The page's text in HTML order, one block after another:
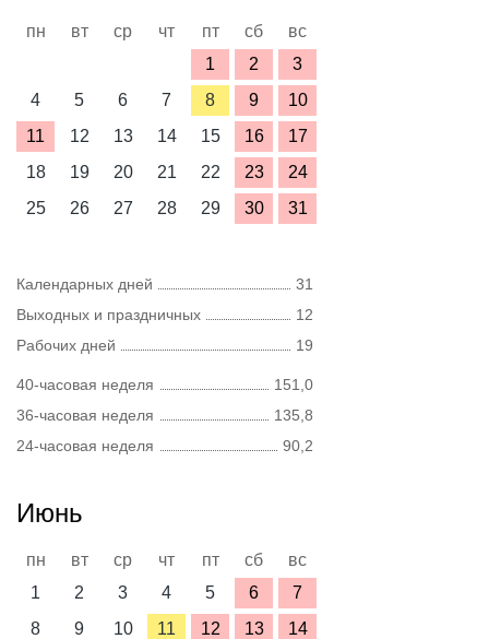
пн вт ср чт пт сб
вс
1
2
3
4
5 6 7 8 9
10
11
12 13 14 15 16
17
18
19 20 21 22 23
24
25
26 27 28 29 30 31
Календарных дней
31
Выходных и праздничных
12
Рабочих дней
19
40-часовая неделя
151,0
36-часовая неделя
135,8
24-часовая неделя
90,2
Июнь
пн вт ср чт пт сб
вс
1
2 3 4 5 6
7
8
9 10 11 12 13
14